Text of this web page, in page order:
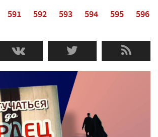
591 592 593 594 595 596